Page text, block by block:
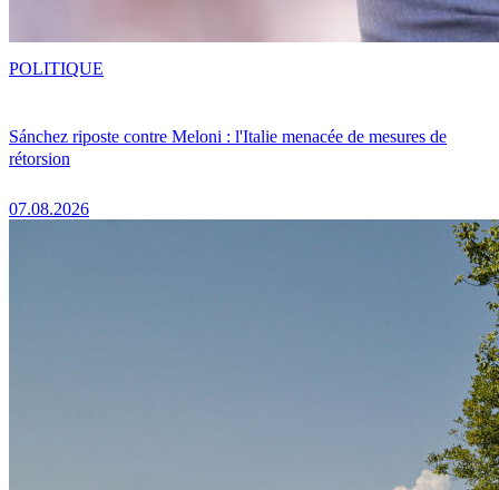
Sánchez riposte contre Meloni : l'Italie menacée de mesures de
rétorsion
07.08.2026
POLITIQUE